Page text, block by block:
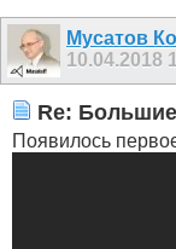
Мусатов
10.04.2018
Re:
Появилось